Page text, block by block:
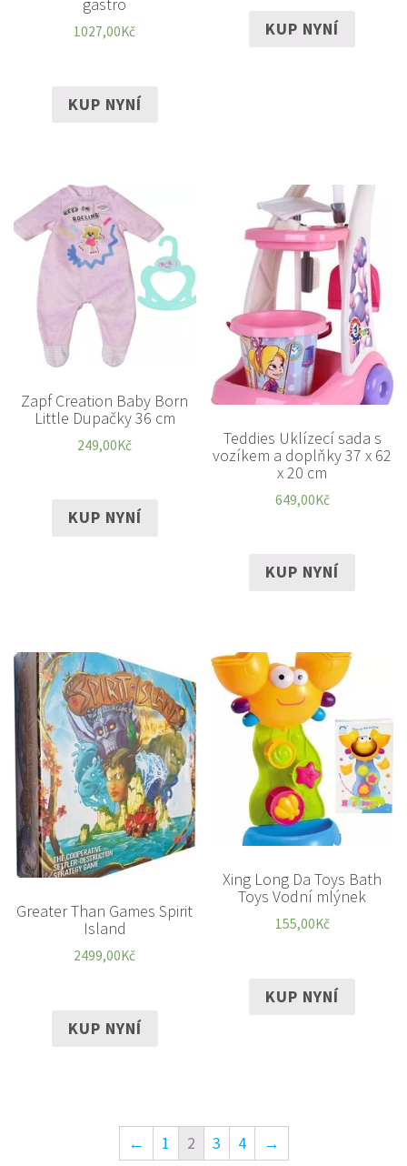
gastro
1027,00Kč
KUP NYNÍ
KUP NYNÍ
Zapf Creation Baby Born
Little Dupačky 36 cm
249,00Kč
KUP NYNÍ
Teddies Uklízecí sada s
vozíkem a doplňky 37 x 62
x 20 cm
649,00Kč
KUP NYNÍ
Greater Than Games Spirit
Island
2499,00Kč
KUP NYNÍ
Xing Long Da Toys Bath
Toys Vodní mlýnek
155,00Kč
KUP NYNÍ
← 1 2 3 4 →